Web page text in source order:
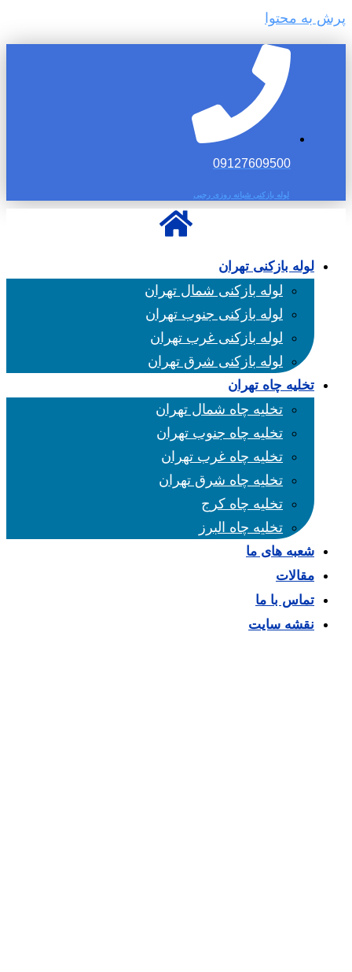
پرش به محتوا
09127609500
لوله بازکنی شبانه روزی رجبی
لوله بازکنی تهران
لوله بازکنی شمال تهران
لوله بازکنی جنوب تهران
لوله بازکنی غرب تهران
لوله بازکنی شرق تهران
تخلیه چاه تهران
تخلیه چاه شمال تهران
تخلیه چاه جنوب تهران
تخلیه چاه غرب تهران
تخلیه چاه شرق تهران
تخلیه چاه کرج
تخلیه چاه البرز
شعبه های ما
مقالات
تماس با ما
نقشه سایت